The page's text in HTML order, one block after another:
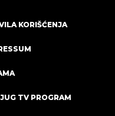
KORIŠĆENJA
TV PROGRAM